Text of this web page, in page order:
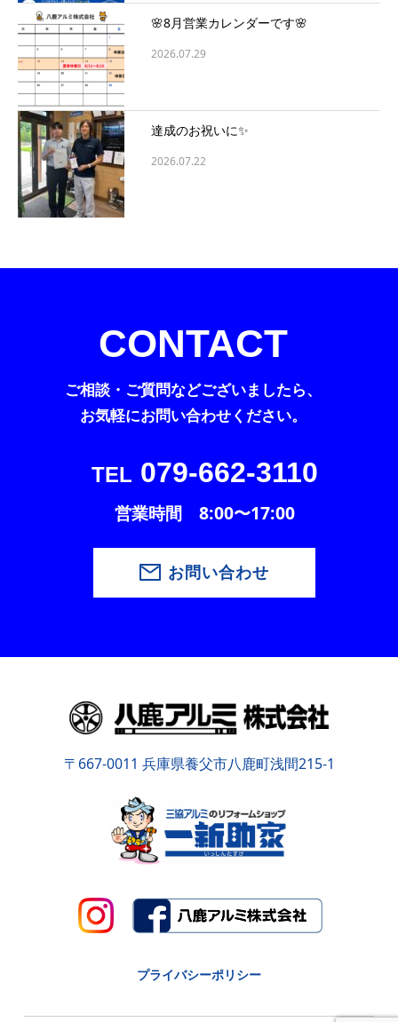
🌸8月営業カレンダーです🌸
2026.07.29
達成のお祝いに✨
2026.07.22
CONTACT
ご相談・ご質問などございましたら、
お気軽にお問い合わせください。
TEL 079-662-3110
営業時間 8:00〜17:00
お問い合わせ
〒667-0011 兵庫県養父市八鹿町浅間215-1
プライバシーポリシー